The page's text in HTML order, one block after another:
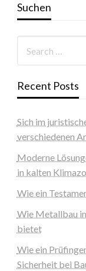
Suchen
Recent Posts
Sich im
verschiedenen
Moderne
in kalten
Wie ein
Wie Metallbau
bietet
Wie ein
Sicherheit bei